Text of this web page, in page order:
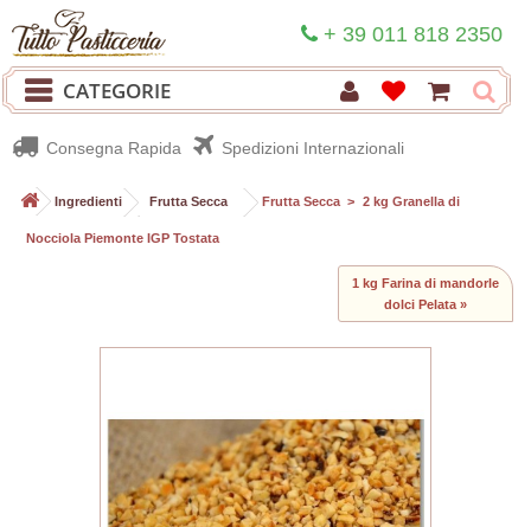
+ 39 011 818 2350
CATEGORIE
Consegna Rapida Spedizioni Internazionali
> Ingredienti >Frutta Secca > Frutta Secca > 2 kg Granella di
Nocciola Piemonte IGP Tostata
1 kg Farina di mandorle
dolci Pelata »